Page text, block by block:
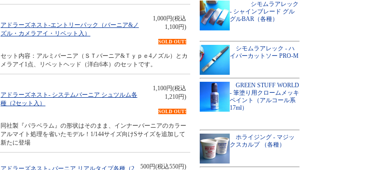
アドラーズネスト-エントリーパック（バーニア&ノ
ズル・カメラアイ・リベット入）
1,000円(税込
1,100円)
SOLD OUT!
セット内容：アルミバーニア（ＳＴバーニア&Ｔｙｐｅ4ノズル）とカ
メラアイ1点、リベットヘッド（洋白6本）のセットです。
アドラーズネスト- システムバーニア シュツルム各
種（2セット入）
1,100円(税込
1,210円)
SOLD OUT!
同社製『パラベラム』の形状はそのまま、インナーバーニアのカラー
アルマイト処理を省いたモデル！1/144サイズ向けSサイズを追加して
新たに登場
500円(税込550円)
シモムラアレック
- シャインブレード グル
グルBAR（各種）
シモムラアレック - ハ
イパーカットソー PRO-M
GREEN STUFF WORLD
- 筆塗り用クロームメッキ
ペイント（アルコール系
17ml）
ホライジング - マジッ
クスカルプ （各種）